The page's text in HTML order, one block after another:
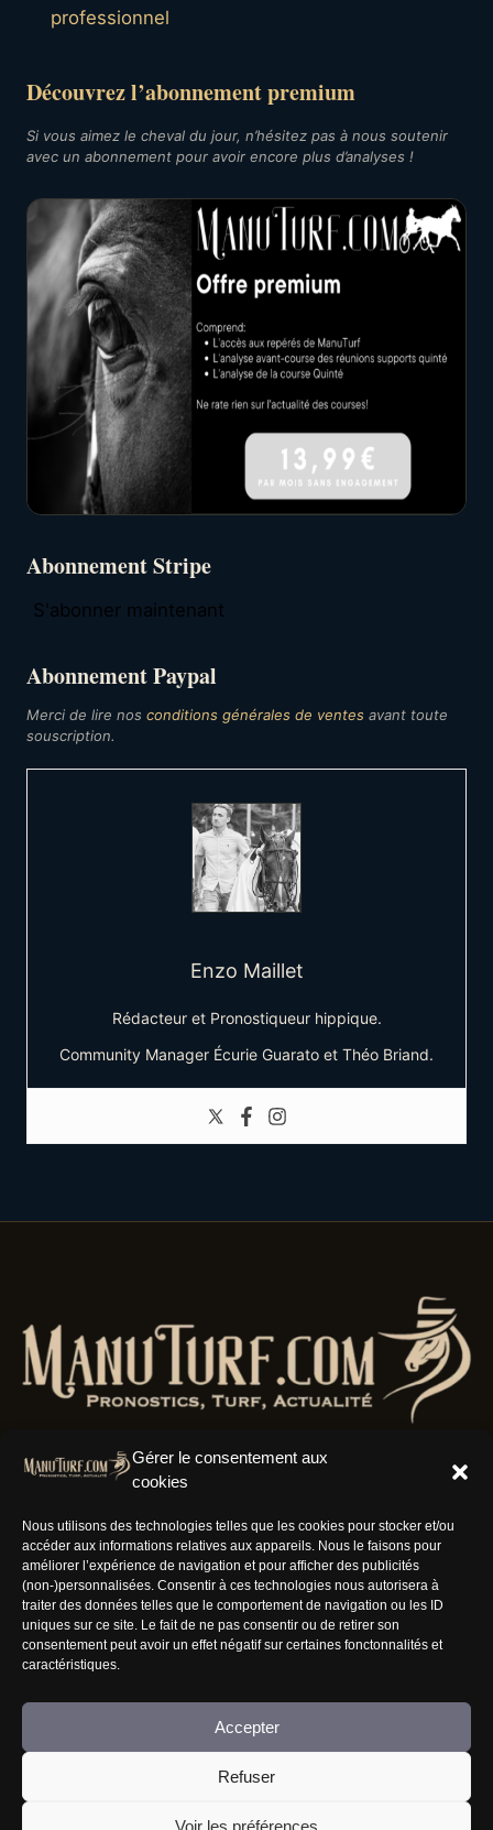
Gérer le consentement aux
cookies
Nous utilisons des technologies telles que les cookies pour stocker et/ou
accéder aux informations relatives aux appareils. Nous le faisons pour
améliorer l’expérience de navigation et pour afficher des publicités
(non-)personnalisées. Consentir à ces technologies nous autorisera à
traiter des données telles que le comportement de navigation ou les ID
uniques sur ce site. Le fait de ne pas consentir ou de retirer son
consentement peut avoir un effet négatif sur certaines fonctonnalités et
caractéristiques.
Accepter
Refuser
Voir les préférences
professionnel
Découvrez l’abonnement premium
Si vous aimez le cheval du jour, n’hésitez pas à nous soutenir
avec un abonnement pour avoir encore plus d’analyses !
Abonnement Stripe
S'abonner maintenant
Abonnement Paypal
Merci de lire nos conditions générales de ventes avant toute
souscription.
Enzo Maillet
Rédacteur et Pronostiqueur hippique.
Community Manager Écurie Guarato et Théo Briand.
Résaux Sociaux
Informations
Nous rejoindre
FAQ